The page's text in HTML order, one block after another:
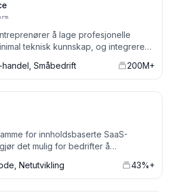
å lage profesjonelle
teknisk kunnskap, og integrere
Småbedrift 200M+
for innholdsbaserte SaaS-
det mulig for bedrifter å
porteføljer og nettbutikker med
Netutvikling 43%+